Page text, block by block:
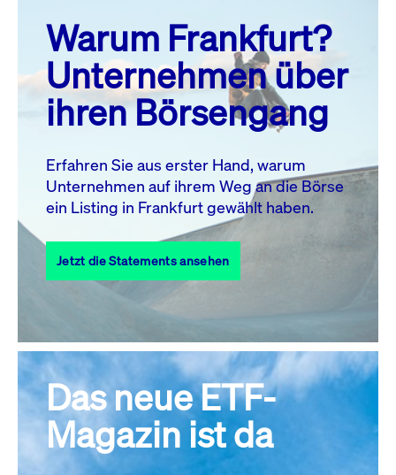
MO. DI. MI. DO. FR. SA. SO.
1
2
3
4 5 6 7 8
10 11 13 14
17
18 19 20 21 22
23
27 28
31
Alle Events
Warum Frankfurt?
Unternehmen über
ihren Börsengang
Erfahren Sie aus erster Hand, warum
Unternehmen auf ihrem Weg an die Börse
ein Listing in Frankfurt gewählt haben.
Jetzt die Statements ansehen
Das neue ETF-
Magazin ist da